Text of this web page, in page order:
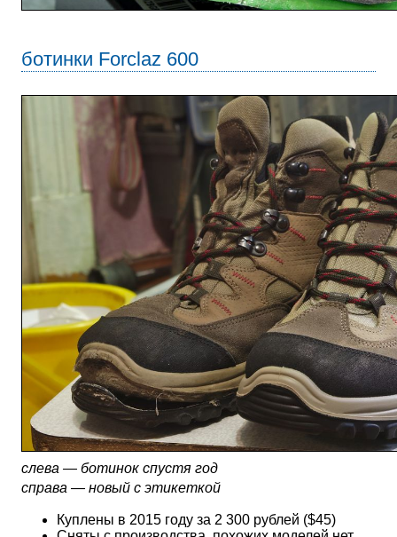
ботинки Forclaz 600
слева — ботинок спустя год
справа — новый с этикеткой
Куплены в 2015 году за 2 300 рублей ($45)